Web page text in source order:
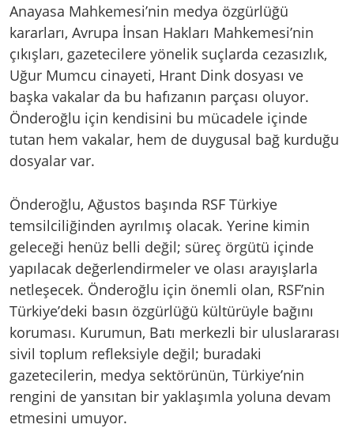
Anayasa Mahkemesi’nin medya özgürlüğü
kararları, Avrupa İnsan Hakları Mahkemesi’nin
çıkışları, gazetecilere yönelik suçlarda cezasızlık,
Uğur Mumcu cinayeti, Hrant Dink dosyası ve
başka vakalar da bu hafızanın parçası oluyor.
Önderoğlu için kendisini bu mücadele içinde
tutan hem vakalar, hem de duygusal bağ kurduğu
dosyalar var.
Önderoğlu, Ağustos başında RSF Türkiye
temsilciliğinden ayrılmış olacak. Yerine kimin
geleceği henüz belli değil; süreç örgütü içinde
yapılacak değerlendirmeler ve olası arayışlarla
netleşecek. Önderoğlu için önemli olan, RSF’nin
Türkiye’deki basın özgürlüğü kültürüyle bağını
koruması. Kurumun, Batı merkezli bir uluslararası
sivil toplum refleksiyle değil; buradaki
gazetecilerin, medya sektörünün, Türkiye’nin
rengini de yansıtan bir yaklaşımla yoluna devam
etmesini umuyor.